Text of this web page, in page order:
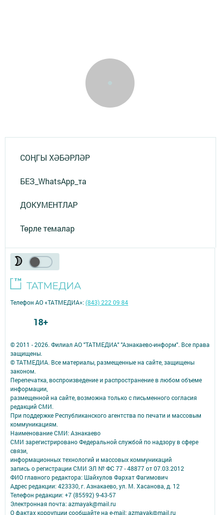
СОҢГЫ ХӘБӘРЛӘР
БЕЗ_WhatsApp_та
ДОКУМЕНТЛАР
Төрле темалар
© 2011 - 2026. Филиал АО "ТАТМЕДИА" "Азнакаево-информ". Все права
защищены.
© ТАТМЕДИА. Все материалы, размещенные на сайте, защищены
законом.
Перепечатка, воспроизведение и распространение в любом объеме
информации,
размещенной на сайте, возможна только с письменного согласия
редакций СМИ.
При поддержке Республиканского агентства по печати и массовым
коммуникациям.
Наименование СМИ: Азнакаево
СМИ зарегистрировано Федеральной службой по надзору в сфере
связи,
информационных технологий и массовых коммуникаций
запись о регистрации СМИ ЭЛ № ФС 77 - 48877 от 07.03.2012
ФИО главного редактора: Шайхулов Фархат Фагимович
Адрес редакции: 423330, г. Азнакаево, ул. М. Хасанова, д. 12
Телефон редакции: +7 (85592) 9-43-57
Электронная почта: azmayak@mail.ru
О фактах коррупции сообщайте на e-mail: azmayak@mail.ru
Телефон АО «ТАТМЕДИА»:(843) 222 09 84
18+